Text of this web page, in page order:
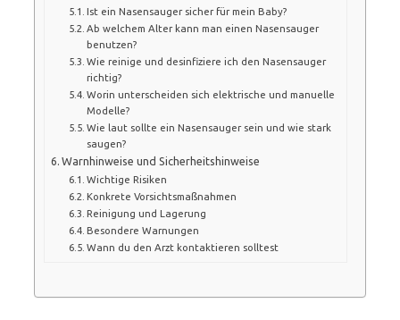
Ist ein Nasensauger sicher für mein Baby?
Ab welchem Alter kann man einen Nasensauger
benutzen?
Wie reinige und desinfiziere ich den Nasensauger
richtig?
Worin unterscheiden sich elektrische und manuelle
Modelle?
Wie laut sollte ein Nasensauger sein und wie stark
saugen?
Warnhinweise und Sicherheitshinweise
Wichtige Risiken
Konkrete Vorsichtsmaßnahmen
Reinigung und Lagerung
Besondere Warnungen
Wann du den Arzt kontaktieren solltest